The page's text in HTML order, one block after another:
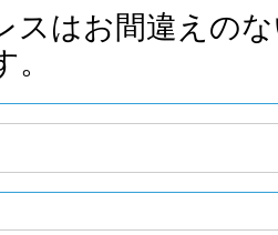
スはお間違えの